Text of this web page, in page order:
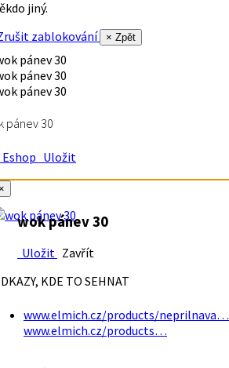
jiný.
zablokování
× Zpět
pánev 30
Uložit
wok pánev 30
Uložit Zavřít
KDE TO SEHNAT
www.elmich.cz/products/neprilnava…
www.elmich.cz/products…